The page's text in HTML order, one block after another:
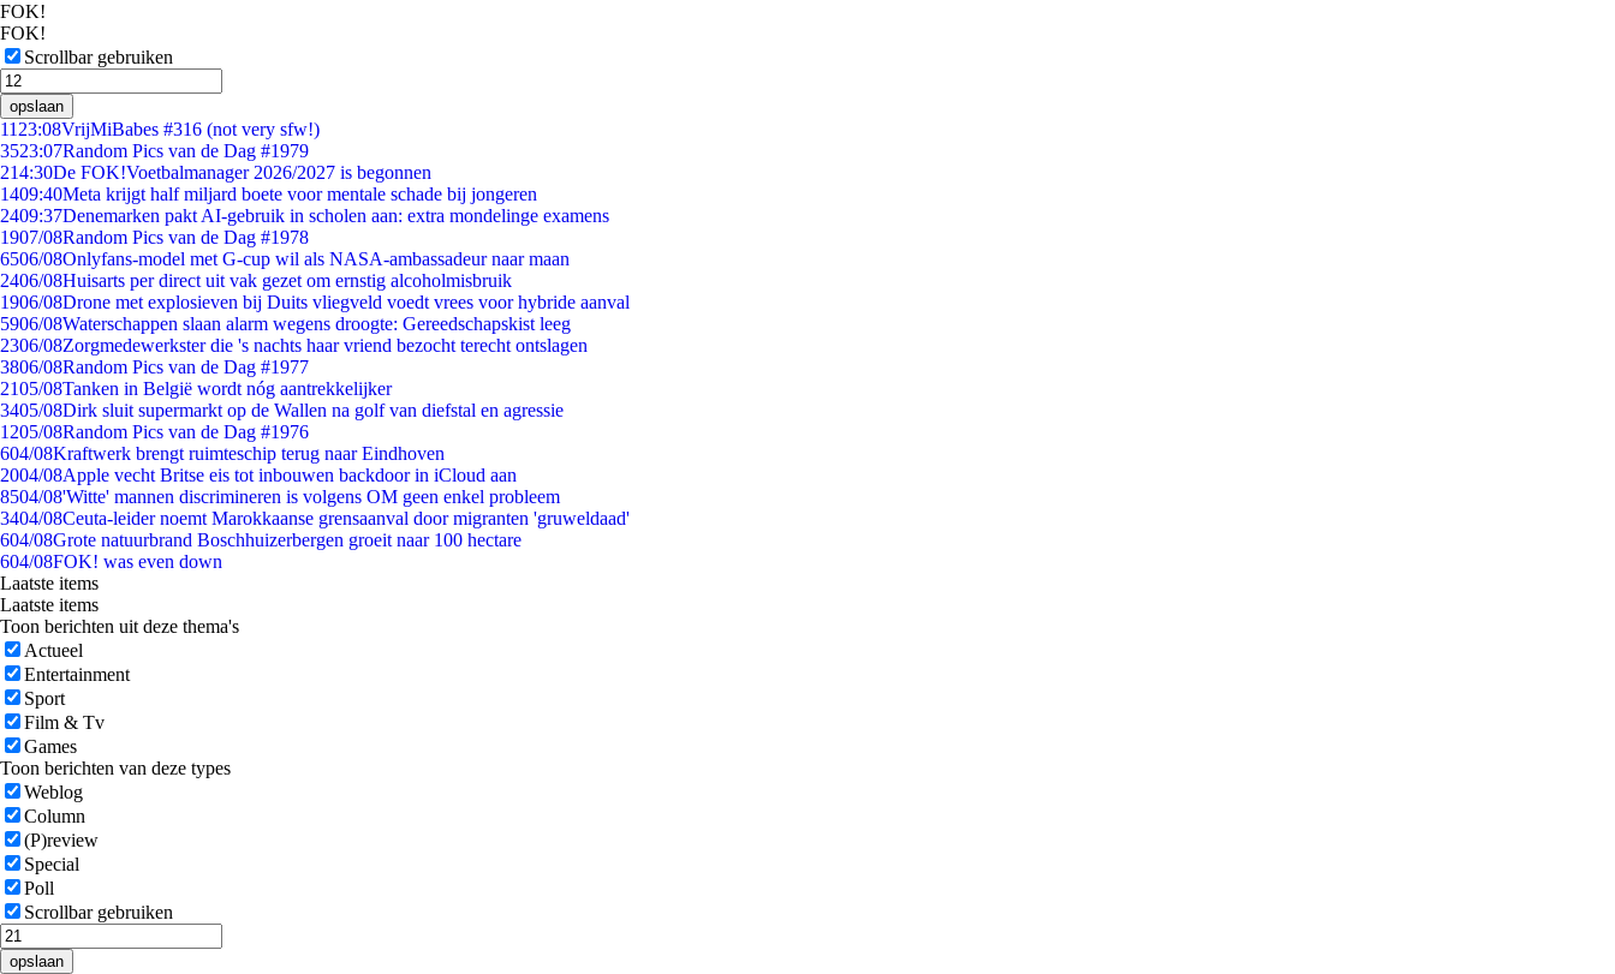
FOK!
FOK!
Scrollbar gebruiken
opslaan
11 23:08VrijMiBabes #316 (not very sfw!)
3523:07Random Pics van de Dag #1979
214:30De FOK!Voetbalmanager 2026/2027 is begonnen
1409:40Meta krijgt half miljard boete voor mentale schade bij jongeren
2409:37Denemarken pakt AI-gebruik in scholen aan: extra mondelinge examens
1907/08Random Pics van de Dag #1978
6506/08Onlyfans-model met G-cup wil als NASA-ambassadeur naar maan
2406/08Huisarts per direct uit vak gezet om ernstig alcoholmisbruik
1906/08Drone met explosieven bij Duits vliegveld voedt vrees voor hybride aanval
5906/08Waterschappen slaan alarm wegens droogte: Gereedschapskist leeg
2306/08Zorgmedewerkster die 's nachts haar vriend bezocht terecht ontslagen
3806/08Random Pics van de Dag #1977
2105/08Tanken in België wordt nóg aantrekkelijker
3405/08Dirk sluit supermarkt op de Wallen na golf van diefstal en agressie
1205/08Random Pics van de Dag #1976
604/08Kraftwerk brengt ruimteschip terug naar Eindhoven
2004/08Apple vecht Britse eis tot inbouwen backdoor in iCloud aan
8504/08'Witte' mannen discrimineren is volgens OM geen enkel probleem
3404/08Ceuta-leider noemt Marokkaanse grensaanval door migranten 'gruweldaad'
604/08Grote natuurbrand Boschhuizerbergen groeit naar 100 hectare
604/08FOK! was even down
Laatste items
Laatste items
Toon berichten uit deze thema's
Actueel
Entertainment
Sport
Film & Tv
Games
Toon berichten van deze types
Weblog
Column
(P)review
Special
Poll
Scrollbar gebruiken
opslaan